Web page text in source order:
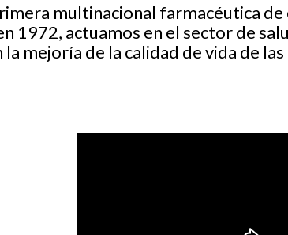
multinacional farmacéutica
1972, actuamos en el sector de
mejoría de la calidad de vida de